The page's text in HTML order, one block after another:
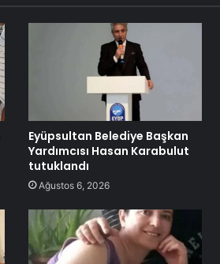
Eyüpsultan Belediye Başkan
Yardımcısı Hasan Karabulut
tutuklandı
Ağustos 6, 2026